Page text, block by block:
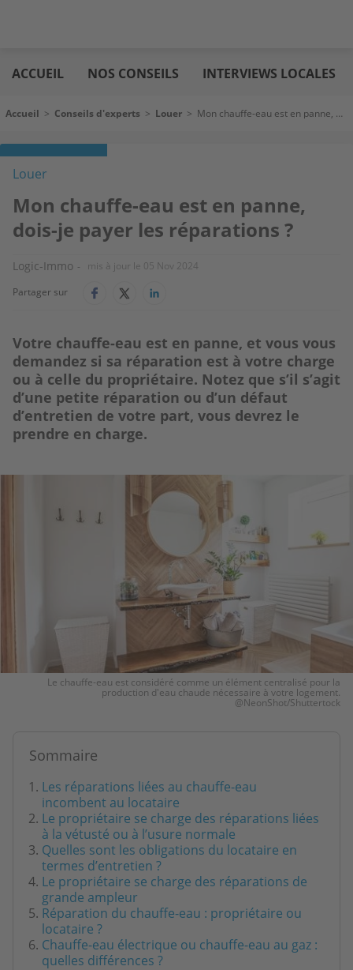
au
contenu
immo
ACCUEIL NOS CONSEILS INTERVIEWS LOCALES
Fil d'Ariane
Accueil > Conseils d'experts > Louer > Mon chauffe-eau est en panne, dois-je payer les réparations ?
Louer
Mon chauffe-eau est en panne,
dois-je payer les réparations ?
Logic-Immo mis à jour le 05 Nov 2024
Partager sur
Votre chauffe-eau est en panne, et vous vous
demandez si sa réparation est à votre charge
ou à celle du propriétaire. Notez que s’il s’agit
d’une petite réparation ou d’un défaut
d’entretien de votre part, vous devrez le
prendre en charge.
Le chauffe-eau est considéré comme un élément centralisé pour la
production d'eau chaude nécessaire à votre logement.
@NeonShot/Shuttertock
Sommaire
Les réparations liées au chauffe-eau
incombent au locataire
Le propriétaire se charge des réparations liées
à la vétusté ou à l’usure normale
Quelles sont les obligations du locataire en
termes d’entretien ?
Le propriétaire se charge des réparations de
grande ampleur
Réparation du chauffe-eau : propriétaire ou
locataire ?
Chauffe-eau électrique ou chauffe-eau au gaz :
quelles différences ?